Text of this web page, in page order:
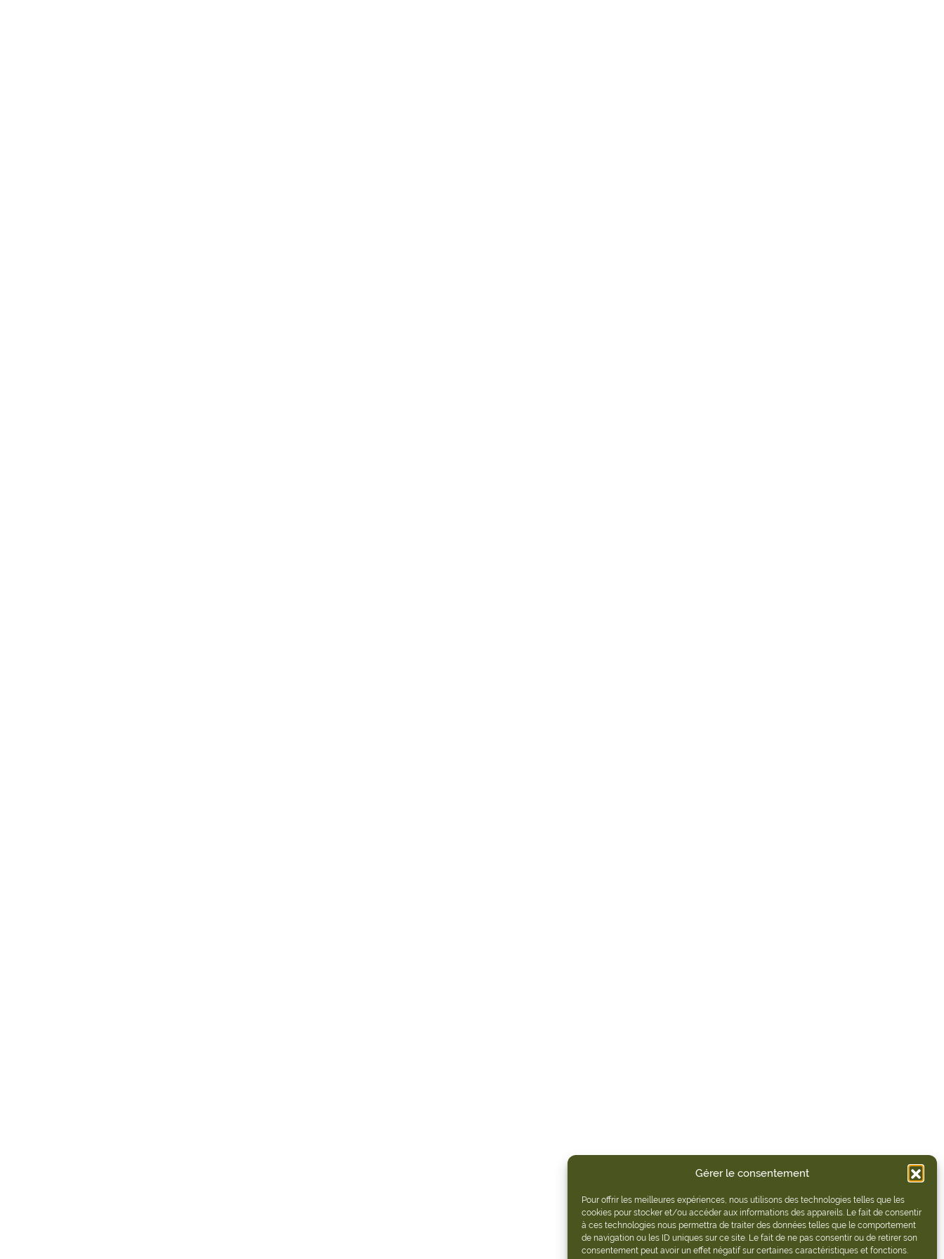
Gérer le consentement
Pour offrir les meilleures expériences, nous utilisons des technologies telles que les
cookies pour stocker et/ou accéder aux informations des appareils. Le fait de consentir
à ces technologies nous permettra de traiter des données telles que le comportement
de navigation ou les ID uniques sur ce site. Le fait de ne pas consentir ou de retirer son
consentement peut avoir un effet négatif sur certaines caractéristiques et fonctions.